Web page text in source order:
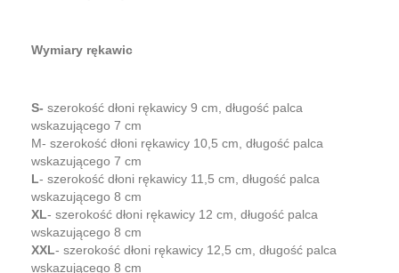
Wymiary rękawic
S- szerokość dłoni rękawicy 9 cm, długość palca
wskazującego 7 cm
M- szerokość dłoni rękawicy 10,5 cm, długość palca
wskazującego 7 cm
L- szerokość dłoni rękawicy 11,5 cm, długość palca
wskazującego 8 cm
XL- szerokość dłoni rękawicy 12 cm, długość palca
wskazującego 8 cm
XXL- szerokość dłoni rękawicy 12,5 cm, długość palca
wskazującego 8 cm